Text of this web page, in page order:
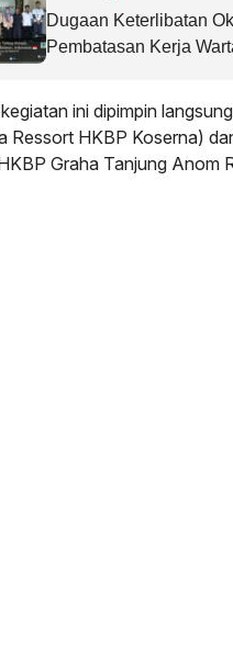
Dugaan Keterlibatan
Pembatasan Kerja
ini dipimpin
Ressort HKBP Koserna)
Graha Tanjung Anom